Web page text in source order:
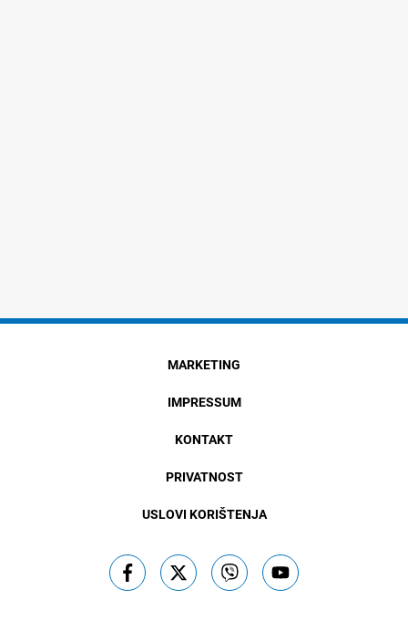
MARKETING
IMPRESSUM
KONTAKT
PRIVATNOST
USLOVI KORIŠTENJA